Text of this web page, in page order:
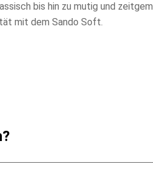
bis hin zu mutig und
mit dem Sando Soft.